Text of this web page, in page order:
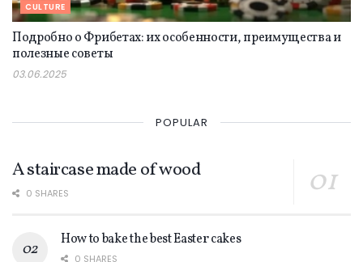
CULTURE
Подробно о Фрибетах: их особенности, преимущества и
полезные советы
03.06.2025
POPULAR
A staircase made of wood
0 SHARES
How to bake the best Easter cakes
0 SHARES